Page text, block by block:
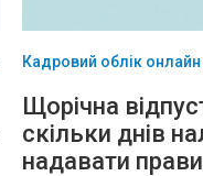
Кадровий облік онлайн
Щорічна
скільки днів
надавати